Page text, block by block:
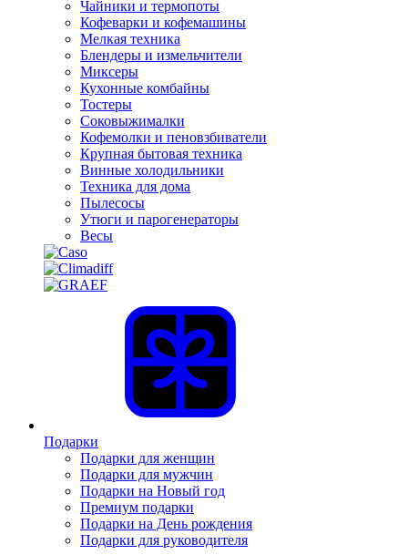
Чайники и термопоты
Кофеварки и кофемашины
Мелкая техника
Блендеры и измельчители
Миксеры
Кухонные комбайны
Тостеры
Соковыжималки
Кофемолки и пеновзбиватели
Крупная бытовая техника
Винные холодильники
Техника для дома
Пылесосы
Утюги и парогенераторы
Весы
Подарки
Подарки для женщин
Подарки для мужчин
Подарки на Новый год
Премиум подарки
Подарки на День рождения
Подарки для руководителя